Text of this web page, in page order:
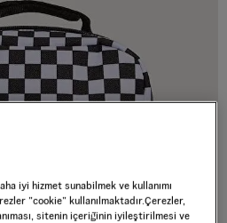
iyi hizmet sunabilmek ve kullanımı
”cookie” kullanılmaktadır.Çerezler,
sitenin içeriğinin iyileştirilmesi ve